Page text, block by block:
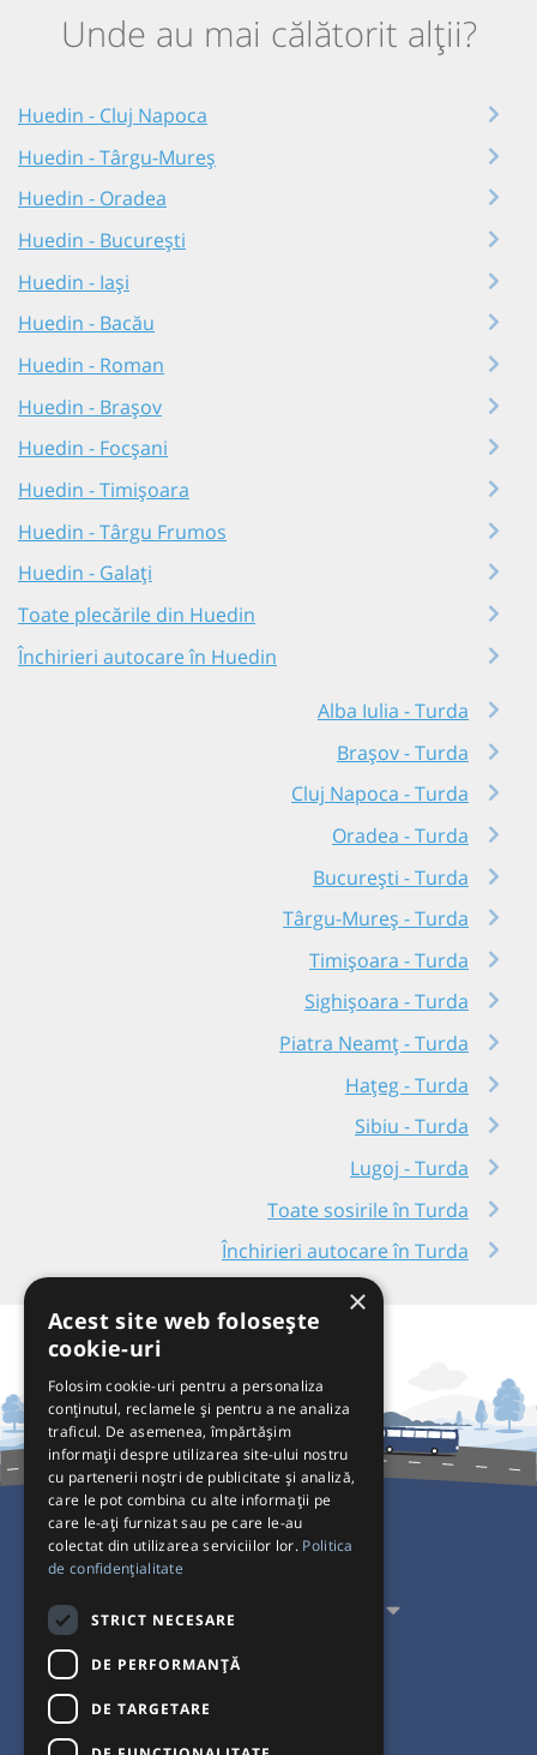
Unde au mai călătorit alții?
Huedin - Cluj Napoca
Huedin - Târgu-Mureș
Huedin - Oradea
Huedin - București
Huedin - Iași
Huedin - Bacău
Huedin - Roman
Huedin - Brașov
Huedin - Focșani
Huedin - Timișoara
Huedin - Târgu Frumos
Huedin - Galați
Toate plecările din Huedin
Închirieri autocare în Huedin
Alba Iulia - Turda
Brașov - Turda
Cluj Napoca - Turda
Oradea - Turda
București - Turda
Târgu-Mureș - Turda
Timișoara - Turda
Sighișoara - Turda
Piatra Neamț - Turda
Hațeg - Turda
Sibiu - Turda
Lugoj - Turda
Toate sosirile în Turda
Închirieri autocare în Turda
Pentru Călători
Pentru Transportatori
Interacționăm
Acceptăm plăți cu
×
Acest site web folosește
cookie-uri
Folosim cookie-uri pentru a personaliza
conținutul, reclamele și pentru a ne analiza
traficul. De asemenea, împărtășim
informații despre utilizarea site-ului nostru
cu partenerii noștri de publicitate și analiză,
care le pot combina cu alte informații pe
care le-ați furnizat sau pe care le-au
colectat din utilizarea serviciilor lor. Politica
de confidențialitate
STRICT NECESARE
DE PERFORMANȚĂ
DE TARGETARE